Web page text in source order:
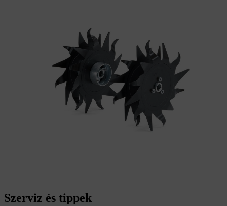
Szerviz és tippek